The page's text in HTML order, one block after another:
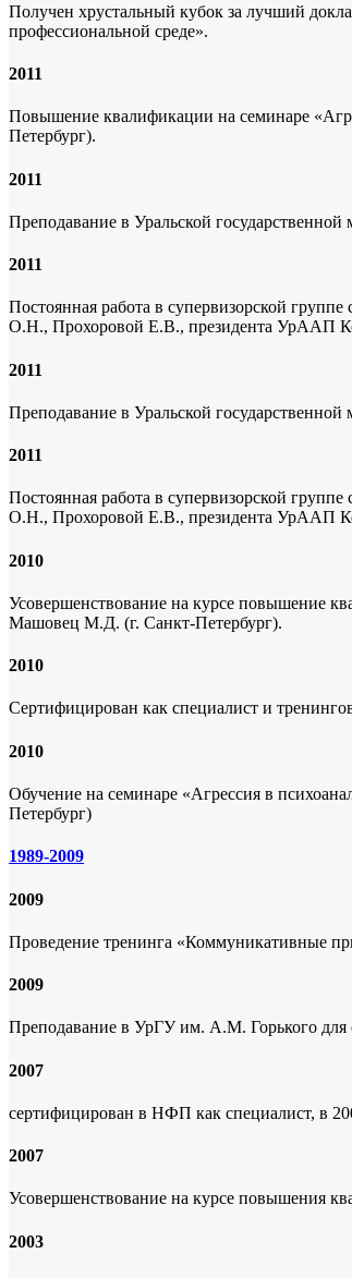
Получен хрустальный кубок за лучший
профессиональной среде».
2011
Повышение квалификации на семинаре
Петербург).
2011
Преподавание в Уральской
2011
Постоянная работа в супервизорской
О.Н., Прохоровой Е.В., президента УрААП
2011
Преподавание в Уральской
2011
Постоянная работа в супервизорской
О.Н., Прохоровой Е.В., президента УрААП
2010
Усовершенствование на курсе повышение
Машовец М.Д. (г. Санкт-Петербург).
2010
Сертифицирован как специалист и
2010
Обучение на семинаре «Агрессия в
Петербург)
1989-2009
2009
Проведение тренинга «Коммуникативные
2009
Преподавание в УрГУ им. А.М. Горького для
2007
сертифицирован в НФП как специалист, в
2007
Усовершенствование на курсе повышения
2003